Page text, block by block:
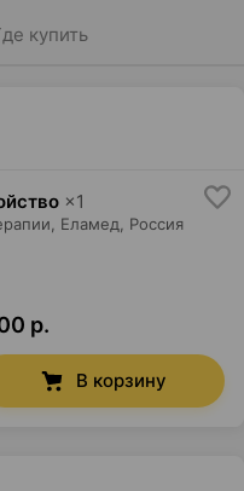
купить
×1
Еламед , Россия
р.
В корзину